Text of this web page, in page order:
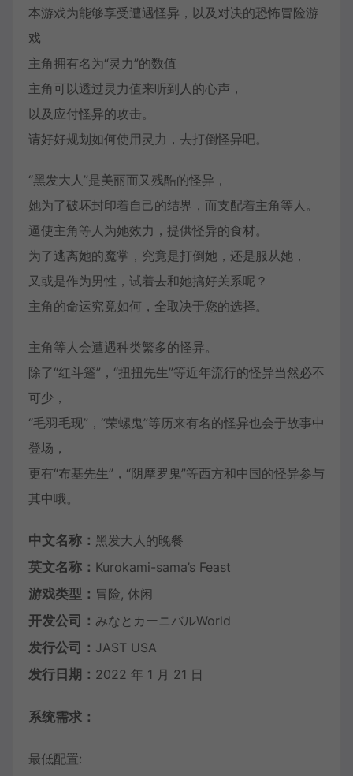
本游戏为能够享受遭遇怪异，以及对决的恐怖冒险游
戏
主角拥有名为“灵力”的数值
主角可以透过灵力值来听到人的心声，
以及应付怪异的攻击。
请好好规划如何使用灵力，去打倒怪异吧。
“黑发大人”是美丽而又残酷的怪异，
她为了破坏封印着自己的结界，而支配着主角等人。
逼使主角等人为她效力，提供怪异的食材。
为了逃离她的魔掌，究竟是打倒她，还是服从她，
又或是作为男性，试着去和她搞好关系呢？
主角的命运究竟如何，全取决于您的选择。
主角等人会遭遇种类繁多的怪异。
除了“红斗篷”，“扭扭先生”等近年流行的怪异当然必不
可少，
“毛羽毛现”，“荣螺鬼”等历来有名的怪异也会于故事中
登场，
更有“布基先生”，“阴摩罗鬼”等西方和中国的怪异参与
其中哦。
中文名称： 黑发大人的晚餐
英文名称： Kurokami-sama’s Feast
游戏类型： 冒险, 休闲
开发公司： みなとカーニバルWorld
发行公司： JAST USA
发行日期： 2022 年 1 月 21 日
系统需求：
最低配置: